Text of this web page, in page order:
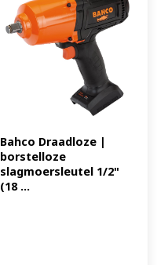
Bahco Draadloze |
borstelloze
slagmoersleutel 1/2"
(18 ...